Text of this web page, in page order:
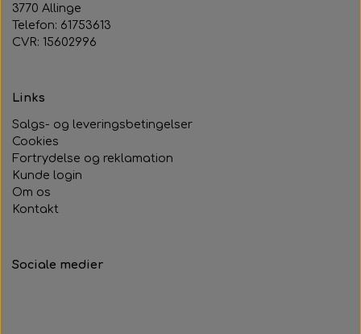
3770 Allinge
Telefon: 61753613
CVR: 15602996
Links
Salgs- og leveringsbetingelser
Cookies
Fortrydelse og reklamation
Kunde login
Om os
Kontakt
Sociale medier